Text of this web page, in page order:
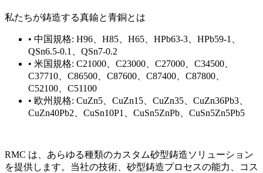
私たちが鋳造する真鍮と青銅とは
• 中国規格: H96、H85、H65、HPb63-3、HPb59-1、
QSn6.5-0.1、QSn7-0.2
• 米国規格: C21000、C23000、C27000、C34500、
C37710、C86500、C87600、C87400、C87800、
C52100、C51100
• 欧州規格: CuZn5、CuZn15、CuZn35、CuZn36Pb3、
CuZn40Pb2、CuSn10P1、CuSn5ZnPb、CuSn5Zn5Pb5
RMC は、あらゆる種類のカスタム砂型鋳造ソリューション
を提供します。当社の技術、砂型鋳造プロセスの能力、コス